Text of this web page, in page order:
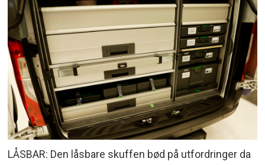
LÅSBAR: Den låsbare skuffen bød på utfordringer da